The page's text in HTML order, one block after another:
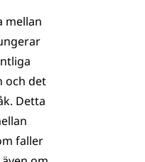
mellan
och det
Detta
faller